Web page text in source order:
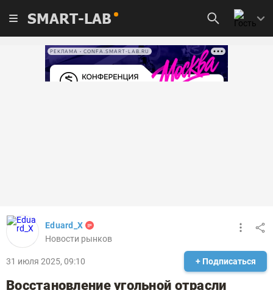
SMART-LAB
РЕКЛАМА • CONFA.SMART-LAB.RU
Eduard_X
Новости рынков
31 июля 2025, 09:10 + Подписаться
Восстановление угольной отрасли